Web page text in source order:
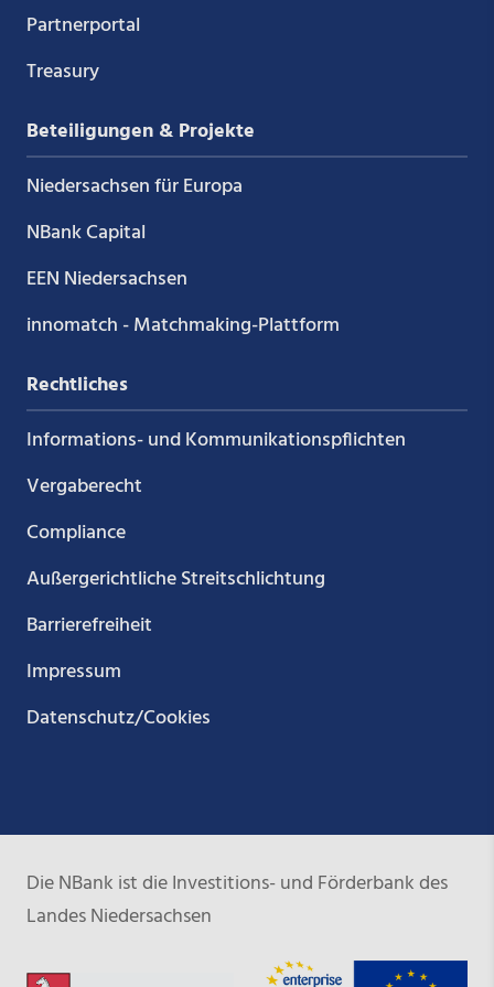
Partnerportal
Treasury
Beteiligungen & Projekte
Niedersachsen für Europa
NBank Capital
EEN Niedersachsen
innomatch - Matchmaking-Plattform
Rechtliches
Informations- und Kommunikations­pflichten
Vergaberecht
Compliance
Außergerichtliche Streitschlichtung
Barrierefreiheit
Impressum
Datenschutz/Cookies
Die NBank ist die Investitions- und Förderbank des
Landes Niedersachsen